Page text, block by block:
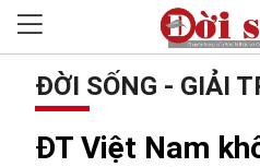
ĐỜI SỐNG - GIẢI
ĐT Việt Nam